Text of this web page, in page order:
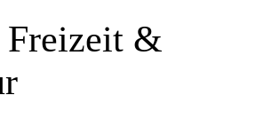
Freizeit &